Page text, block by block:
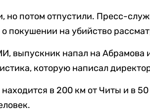
но потом отпустили. Пресс-
о покушении на убийство
выпускник напал на Абрамова
которую написал
в 200 км от Читы и в